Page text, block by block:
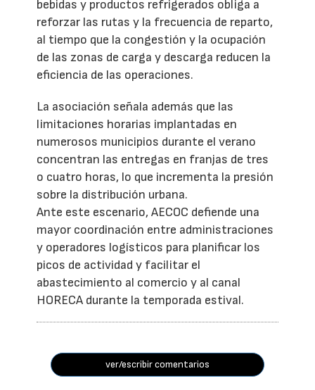
bebidas y productos refrigerados obliga a
reforzar las rutas y la frecuencia de reparto,
al tiempo que la congestión y la ocupación
de las zonas de carga y descarga reducen la
eficiencia de las operaciones.
La asociación señala además que las
limitaciones horarias implantadas en
numerosos municipios durante el verano
concentran las entregas en franjas de tres
o cuatro horas, lo que incrementa la presión
sobre la distribución urbana.
Ante este escenario, AECOC defiende una
mayor coordinación entre administraciones
y operadores logísticos para planificar los
picos de actividad y facilitar el
abastecimiento al comercio y al canal
HORECA durante la temporada estival.
ver/escribir comentarios